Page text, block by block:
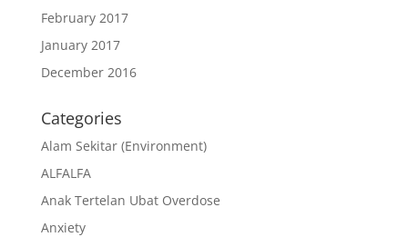
February 2017
January 2017
December 2016
Categories
Alam Sekitar (Environment)
ALFALFA
Anak Tertelan Ubat Overdose
Anxiety